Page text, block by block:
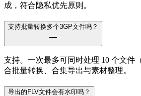
成，符合隐私优先原则。
支持批量转换多个3GP文件吗？
支持。一次最多可同时处理 10 个文件
合批量转换、合集导出与素材整理。
导出的FLV文件会有水印吗？